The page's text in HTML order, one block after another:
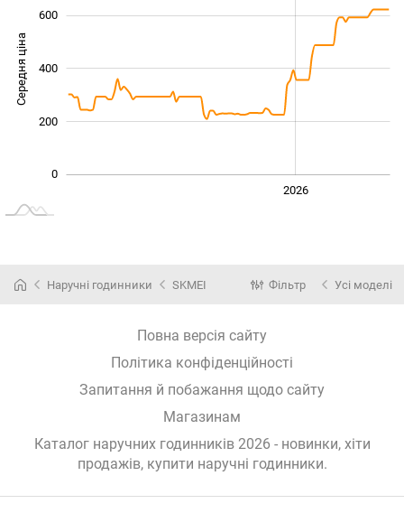
Середня ціна 100
0
200
400
600
2026
Наручні годинники SKMEI Фільтр Усі моделі
Повна версія сайту
Політика конфіденційності
Запитання й побажання щодо сайту
Магазинам
Каталог наручних годинників 2026 - новинки, хіти
продажів, купити наручні годинники.